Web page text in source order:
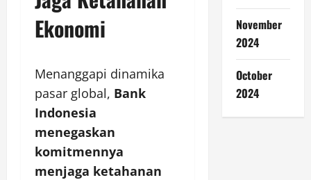
Ekonomi
Menanggapi dinamika
pasar global, Bank
Indonesia
menegaskan
komitmennya
menjaga ketahanan
November
2024
October
2024